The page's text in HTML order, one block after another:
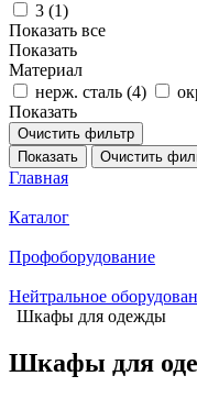
3 (1)
Показать все
Показать
Материал
нерж. сталь (4)
Показать
Очистить фильтр
Показать
Очистить
Главная
Каталог
Профоборудование
Нейтральное
Шкафы для одежды
Шкафы для